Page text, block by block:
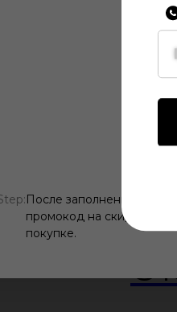
После заполнения всех
промокод на скидку,
покупке.
у менеджера по
понравившейся